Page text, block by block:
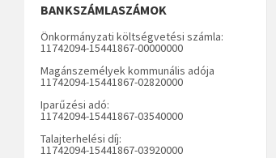
BANKSZÁMLASZÁMOK
Önkormányzati költségvetési számla:
11742094-15441867-00000000
Magánszemélyek kommunális adója
11742094-15441867-02820000
Iparűzési adó:
11742094-15441867-03540000
Talajterhelési díj:
11742094-15441867-03920000